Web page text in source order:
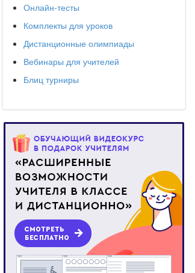
Онлайн-тесты
Комплекты для уроков
Дистанционные олимпиады
Вебинары для учителей
Блиц турниры